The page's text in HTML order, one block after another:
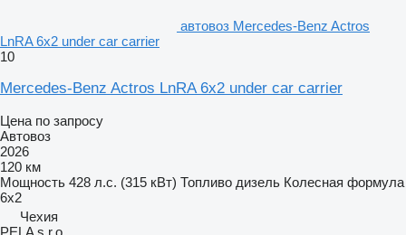
автовоз Mercedes-Benz Actros
LnRA 6x2 under car carrier
10
Mercedes-Benz Actros LnRA 6x2 under car carrier
Цена по запросу
Автовоз
2026
120 км
Мощность 428 л.с. (315 кВт) Топливо дизель Колесная формула
6x2
Чехия
PELA s.r.o.